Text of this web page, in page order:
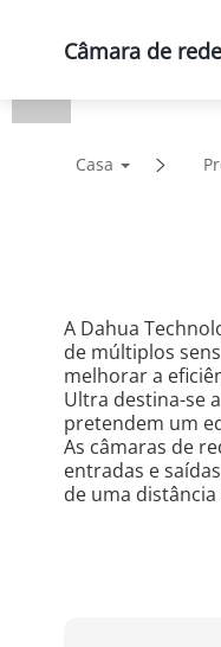
Casa
Câmara de
A Dahua
de múltiplos
melhorar a
Ultra destina-se
pretendem um
As câmaras de
entradas e
de uma